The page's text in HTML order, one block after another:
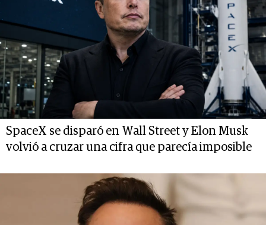
SpaceX se disparó en Wall Street y Elon Musk
volvió a cruzar una cifra que parecía imposible